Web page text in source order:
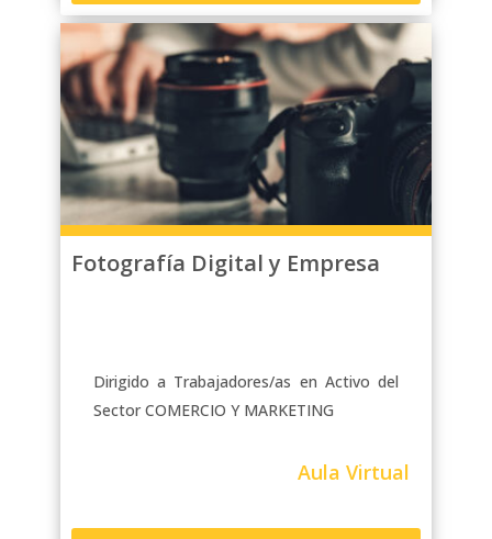
Fotografía Digital y Empresa
Dirigido a Trabajadores/as en Activo del
Sector COMERCIO Y MARKETING
Aula Virtual